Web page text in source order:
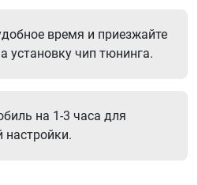
время и приезжайте
установку чип тюнинга.
на 1-3 часа для
настройки.